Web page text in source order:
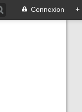
Connexion +